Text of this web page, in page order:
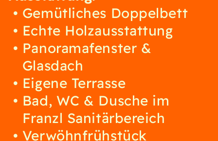
Gemütliches Doppelbett
Echte Holzausstattung
Panoramafenster &
Glasdach
Eigene Terrasse
Bad, WC & Dusche im
Franzl Sanitärbereich
Verwöhnfrühstück